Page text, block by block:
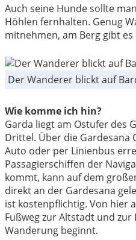
Auch seine Hunde sollte
Höhlen fernhalten. Genug
mitnehmen, am Berg gibt
Der Wanderer blickt auf
Wie komme ich hin?
Garda liegt am Ostufer des
Drittel. Über die Gardesana
Auto oder per Linienbus
Passagierschiffen der
kommt, kann auf dem
direkt an der Gardesana
ist kostenpflichtig. Von hier
Fußweg zur Altstadt und zur
Wanderung beginnt.